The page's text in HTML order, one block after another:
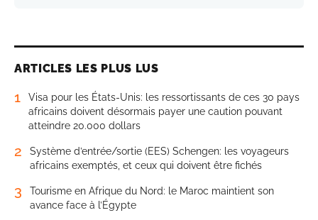
ARTICLES LES PLUS LUS
1
Visa pour les États-Unis: les ressortissants de ces 30 pays
africains doivent désormais payer une caution pouvant
atteindre 20.000 dollars
2
Système d’entrée/sortie (EES) Schengen: les voyageurs
africains exemptés, et ceux qui doivent être fichés
3
Tourisme en Afrique du Nord: le Maroc maintient son
avance face à l’Égypte